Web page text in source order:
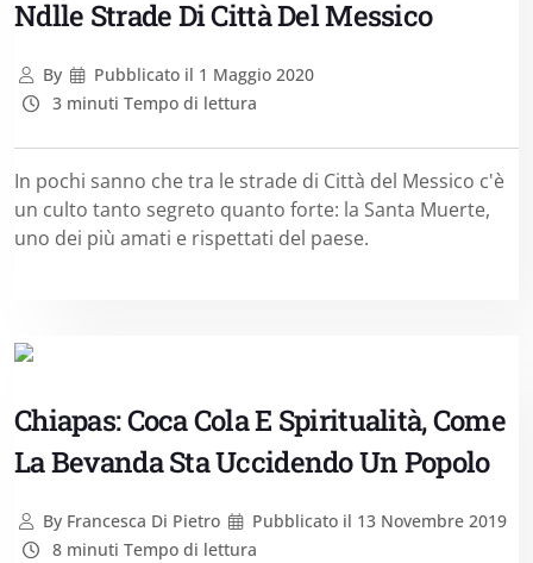
Ndlle Strade Di Città Del Messico
By Pubblicato il 1 Maggio 2020
3 minuti Tempo di lettura
In pochi sanno che tra le strade di Città del Messico c'è
un culto tanto segreto quanto forte: la Santa Muerte,
uno dei più amati e rispettati del paese.
Chiapas: Coca Cola E Spiritualità, Come
La Bevanda Sta Uccidendo Un Popolo
ByFrancesca Di Pietro Pubblicato il 13 Novembre 2019
8 minuti Tempo di lettura